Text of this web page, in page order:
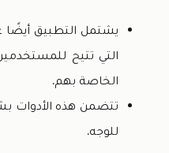
يشتمل التطبيق
التي تتيح
الخاصة بهم.
تتضمن هذه الأدوات
للوجه.